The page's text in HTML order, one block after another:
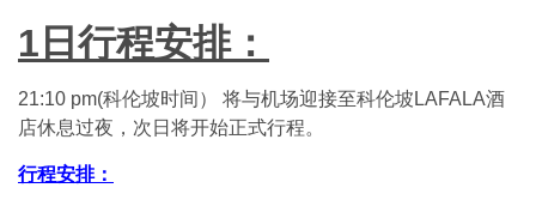
1 日行程安排：
21:10 pm(科伦坡时间） 将与机场迎接至科伦坡LAFALA酒
店休息过夜，次日将开始正式行程。
行程安排：